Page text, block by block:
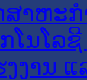
ສາຫະ
ໂນໂລ
ງງານ